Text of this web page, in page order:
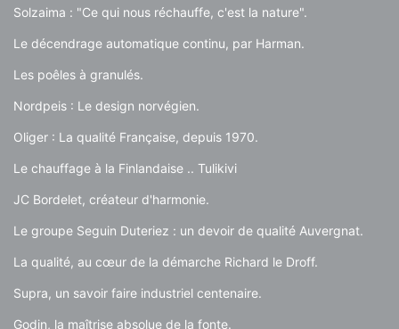
Solzaima : "Ce qui nous réchauffe, c'est la nature".
Le décendrage automatique continu, par Harman.
Les poêles à granulés.
Nordpeis : Le design norvégien.
Oliger : La qualité Française, depuis 1970.
Le chauffage à la Finlandaise .. Tulikivi
JC Bordelet, créateur d'harmonie.
Le groupe Seguin Duteriez : un devoir de qualité Auvergnat.
La qualité, au cœur de la démarche Richard le Droff.
Supra, un savoir faire industriel centenaire.
Godin, la maîtrise absolue de la fonte.